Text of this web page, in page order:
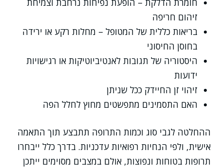
חומרת הדלקת – הופעת נפיחות נרחבת וצמיחת
זיהום חריפה
בריאות כללית של המטופל – מחלות רקע או ירידה
בחוסן החיסוני
היסטוריה של תגובות לאנטיביוטיקות או רגישויות
ידועות
זיהוי זן החיידק ככל שניתן
האם התסמינים מתפשטים מחוץ לחלל הפה
ההחלטה לגבי סוג וכמות התרופה תתבצע תוך התאמה
אישית, ולפי הנחיות רפואיות עדכניות. בדרך כלל ייבחרו
תרופות בטוחות ונפוצות, אולם במצבים מסוימים ייתכן